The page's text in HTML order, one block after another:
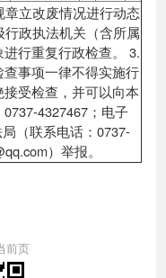
立改废情况进行动态
政执法机关（含所属
行重复行政检查。 3.
事项一律不得实施行
受检查，并可以向本
4327467；电子
（联系电话：0737-
）举报。
前页